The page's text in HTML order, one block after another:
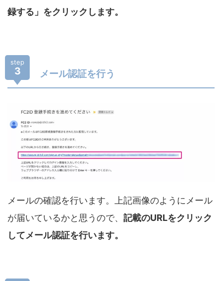
録する」をクリックします。
step
3 メール認証を行う
メールの確認を行います。上記画像のようにメール
が届いているかと思うので、 記載のURLをクリック
してメール認証を行います。